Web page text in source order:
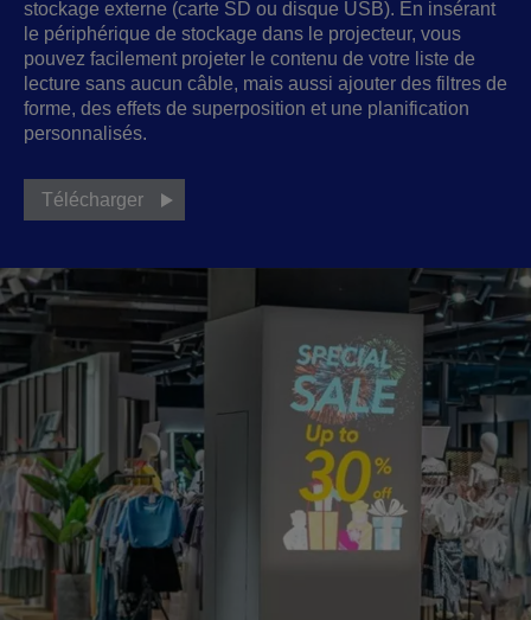
stockage externe (carte SD ou disque USB). En insérant
le périphérique de stockage dans le projecteur, vous
pouvez facilement projeter le contenu de votre liste de
lecture sans aucun câble, mais aussi ajouter des filtres de
forme, des effets de superposition et une planification
personnalisés.
Télécharger